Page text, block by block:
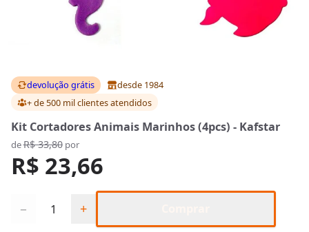
devolução grátis
desde 1984
+ de 500 mil clientesatendidos
Kit Cortadores Animais Marinhos (4pcs) - Kafstar
deR$ 33,80por
R$ 23,66
− +